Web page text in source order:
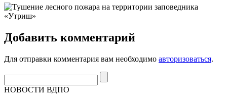
Добавить комментарий
Для отправки комментария вам необходимо авторизоваться.
НОВОСТИ ВДПО